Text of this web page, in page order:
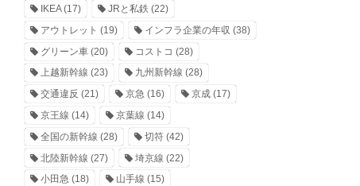
IKEA(17) JRと私鉄 (22)
アウトレット (19) インフラ企業の年収 (38)
グリーン車 (20) コストコ (28)
上越新幹線 (23) 九州新幹線 (28)
交通違反 (21) 京急 (16) 京成(17)
京王線 (14) 京葉線 (14)
全国の新幹線 (28) 切符(42)
北陸新幹線 (27) 埼京線 (22)
小田急 (18) 山手線 (15)